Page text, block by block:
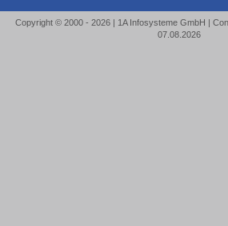
Copyright © 2000 - 2026 | 1A Infosysteme GmbH |
07.08.2026